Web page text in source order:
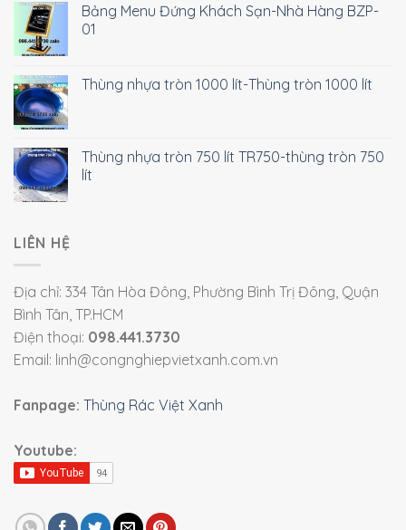
Bảng Menu Đứng Khách Sạn-Nhà Hàng BZP-
01
Thùng nhựa tròn 1000 lít-Thùng tròn 1000 lít
Thùng nhựa tròn 750 lít TR750-thùng tròn 750
lít
LIÊN HỆ
Địa chỉ: 334 Tân Hòa Đông, Phường Bình Trị Đông, Quận
Bình Tân, TP.HCM
Điện thoại: 098.441.3730
Email: linh@congnghiepvietxanh.com.vn
Fanpage: Thùng Rác Việt Xanh
Youtube: